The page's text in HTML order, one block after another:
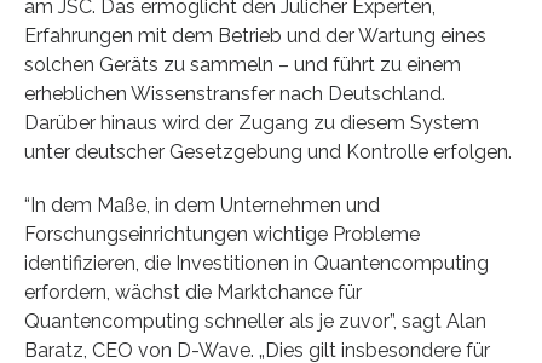
am JSC. Das ermöglicht den Jülicher Experten,
Erfahrungen mit dem Betrieb und der Wartung eines
solchen Geräts zu sammeln – und führt zu einem
erheblichen Wissenstransfer nach Deutschland.
Darüber hinaus wird der Zugang zu diesem System
unter deutscher Gesetzgebung und Kontrolle erfolgen.
“In dem Maße, in dem Unternehmen und
Forschungseinrichtungen wichtige Probleme
identifizieren, die Investitionen in Quantencomputing
erfordern, wächst die Marktchance für
Quantencomputing schneller als je zuvor”, sagt Alan
Baratz, CEO von D-Wave. „Dies gilt insbesondere für